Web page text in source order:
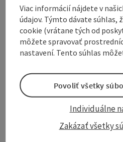
Accessibility
Create PDF
Print article
Viac informácií nájdete v
údajov. Týmto dávate súhlas,
cookie (vrátane tých od
môžete spravovať
nastavení. Tento súhlas
Zakázať všetky
Individuálne
Povoliť všetky